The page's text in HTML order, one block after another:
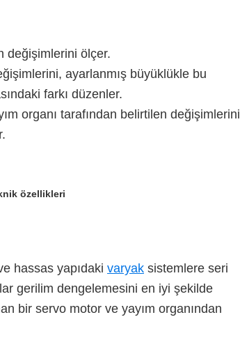
değişimlerini ölçer.
ayarlanmış büyüklükle bu
farkı düzenler.
organı tarafından belirtilen değişimlerini
özellikleri
hassas yapıdaki varyak sistemlere seri
gerilim dengelemesini en iyi şekilde
bir servo motor ve yayım organından